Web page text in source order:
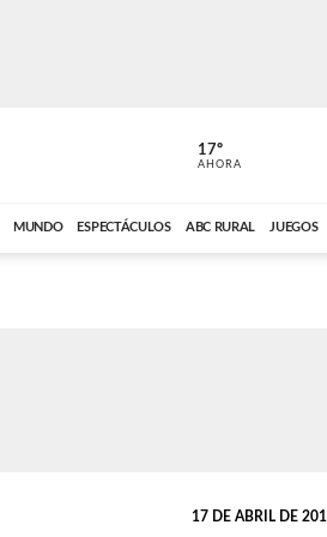
ABC CARDINAL
17º
AHORA
MUNDO ESPECTÁCULOS ABC RURAL JUEGOS
17 DE ABRIL DE